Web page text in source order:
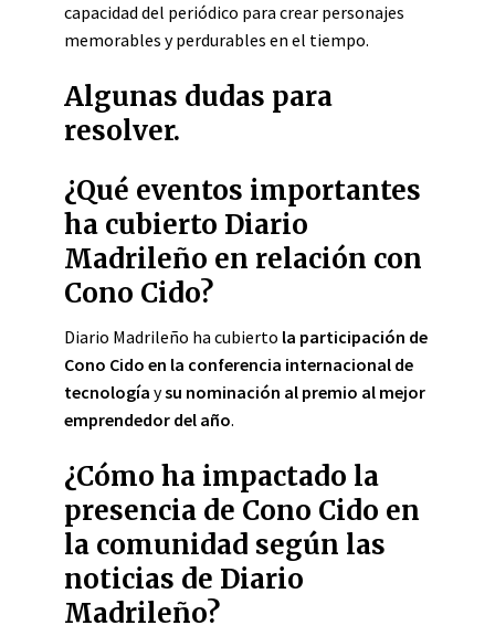
capacidad del periódico para crear personajes
memorables y perdurables en el tiempo.
Algunas dudas para
resolver.
¿Qué eventos importantes
ha cubierto Diario
Madrileño en relación con
Cono Cido?
Diario Madrileño ha cubierto la participación de
Cono Cido en la conferencia internacional de
tecnología ysu nominación al premio al mejor
emprendedor del año.
¿Cómo ha impactado la
presencia de Cono Cido en
la comunidad según las
noticias de Diario
Madrileño?